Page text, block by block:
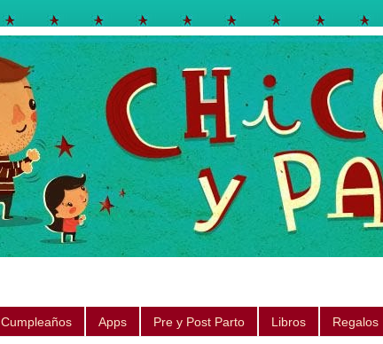
Cumpleaños Apps Pre y Post Parto Libros Regalos